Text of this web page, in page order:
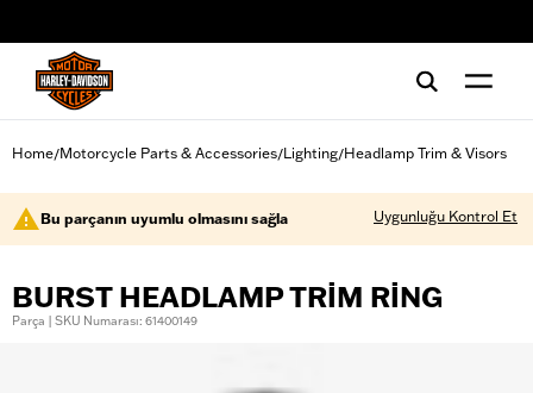
Home/Motorcycle Parts & Accessories/Lighting/Headlamp Trim & Visors
Bu parçanın uyumlu olmasını sağla Uygunluğu Kontrol Et
BURST HEADLAMP TRIM RING
Parça | SKU Numarası: 61400149